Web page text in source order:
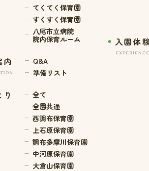
てくてく保育園
すくすく保育園
八尾市立病院
院内保育ルーム
内
Q&A
準備リスト
全て
全園共通
西調布保育園
上石原保育園
調布多摩川保育園
中河原保育園
大倉山保育園
入園体
EXPERIENCE